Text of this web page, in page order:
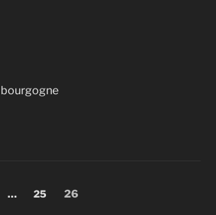
bourgogne
… Page
25 Page
26